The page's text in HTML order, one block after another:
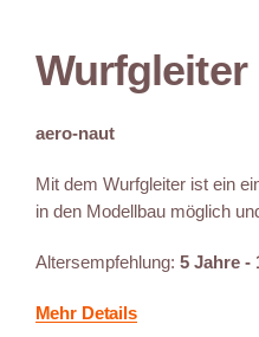
Wurfgleiter
aero-naut
Mit dem Wurfgleiter ist ein
in den Modellbau möglich
Altersempfehlung: 5 Jahre -
Mehr Details